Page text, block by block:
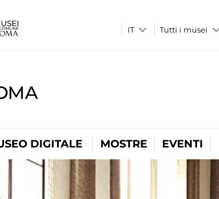
Tutti i musei
DIGITALE MOSTRE EVENTI